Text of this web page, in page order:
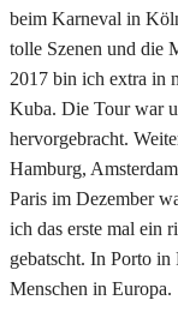
beim Karneval in
tolle Szenen und die
2017 bin ich extra in
Kuba. Die Tour war
hervorgebracht.
Hamburg,
Paris im Dezember
ich das erste mal ein
gebatscht. In Porto in
Menschen in Europa.